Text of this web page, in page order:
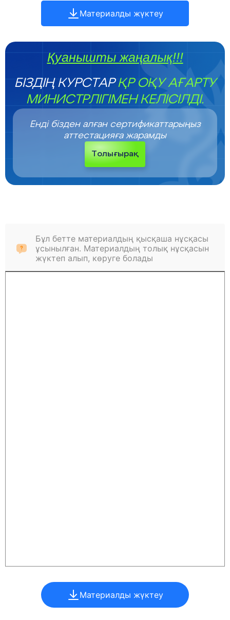
Материалды жүктеу
Қуанышты жаңалық!!!
БІЗДІҢ КУРСТАРҚР ОҚУ АҒАРТУ
МИНИСТРЛІГІМЕН КЕЛІСІЛДІ.
Енді бізден алған сертификаттарыңыз
аттестацияға жарамды
Толығырақ
Бұл бетте материалдың қысқаша нұсқасы
ұсынылған. Материалдың толық нұсқасын
жүктеп алып, көруге болады
Материалды жүктеу